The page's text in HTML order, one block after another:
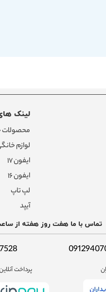
لینک
محصولات
لوازم
ایفون ۱۷
ایفون ۱۶
لپ تاپ
آیپد
تماس با ما هفت روز هفته از ساعت 8
پرداخت